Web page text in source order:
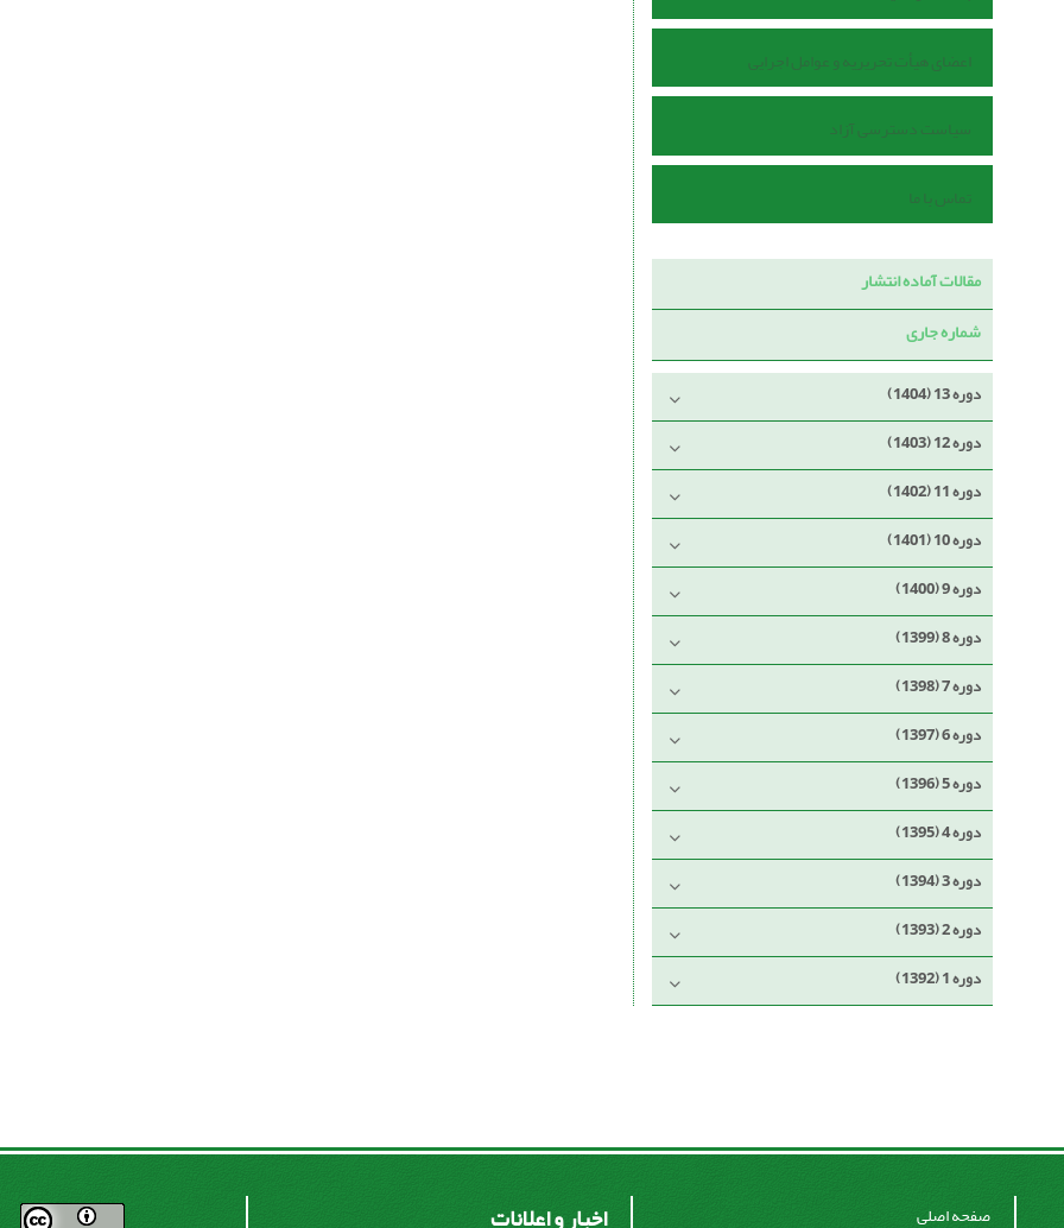
اعضای هیأت تحریریه و عوامل اجرایی
سیاست دسترسی آزاد
تماس با ما
مقالات آماده انتشار
شماره جاری
دوره 13 (1404)
دوره 12 (1403)
دوره 11 (1402)
دوره 10 (1401)
دوره 9 (1400)
دوره 8 (1399)
دوره 7 (1398)
دوره 6 (1397)
دوره 5 (1396)
دوره 4 (1395)
دوره 3 (1394)
دوره 2 (1393)
دوره 1 (1392)
صفحه اصلی
اخبار و اعلانات